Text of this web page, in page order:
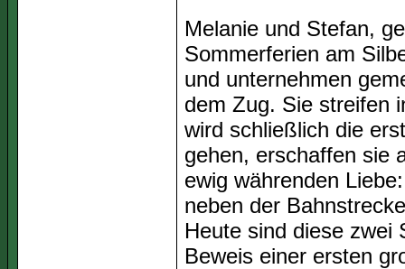
Melanie und Stefan,
Sommerferien am
und unternehmen
dem Zug. Sie streifen
wird schließlich die
gehen, erschaffen sie
ewig währenden
neben der
Heute sind diese zwei
Beweis einer ersten